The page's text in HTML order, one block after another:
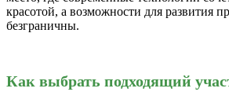
красотой, а возможности для развития
безграничны.
Как выбрать подходящий